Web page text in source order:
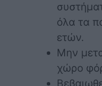
όλα τα
ετών.
Μην
χώρο